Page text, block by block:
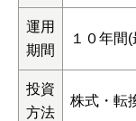
運用
期間
１０年間
投資
方法
株式・転